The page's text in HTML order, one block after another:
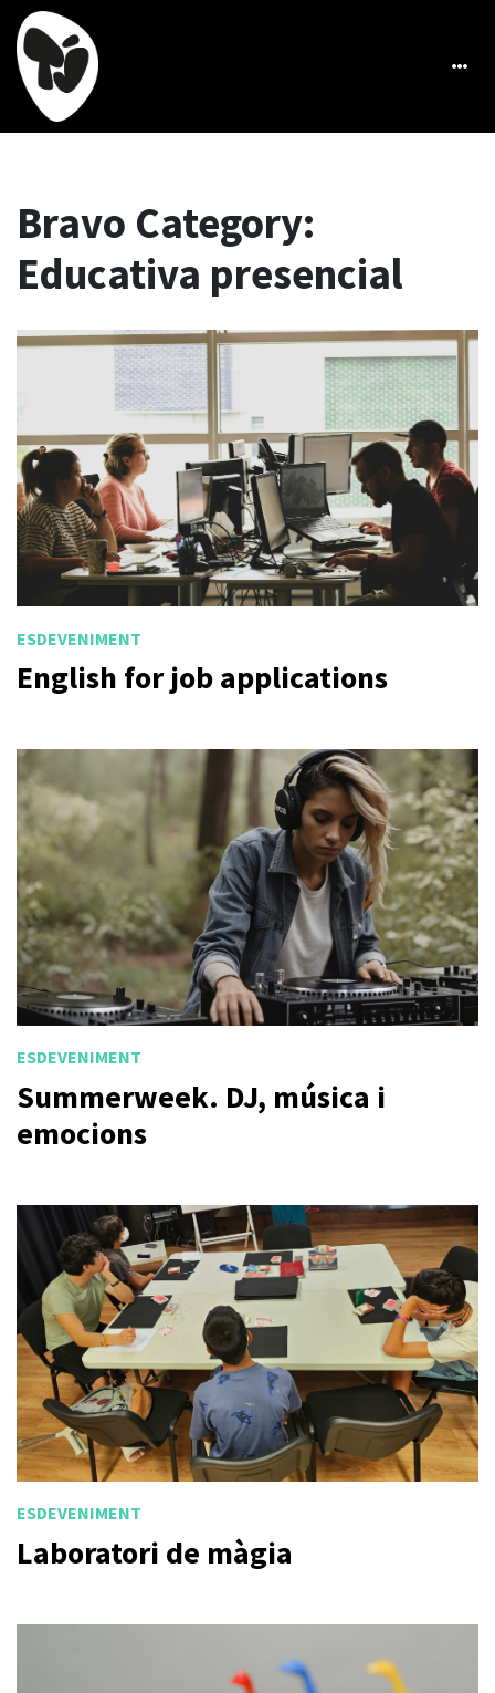
Bravo Category:
Educativa presencial
ESDEVENIMENT
English for job applications
ESDEVENIMENT
Summerweek. DJ, música i
emocions
ESDEVENIMENT
Laboratori de màgia